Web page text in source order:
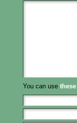
You can use